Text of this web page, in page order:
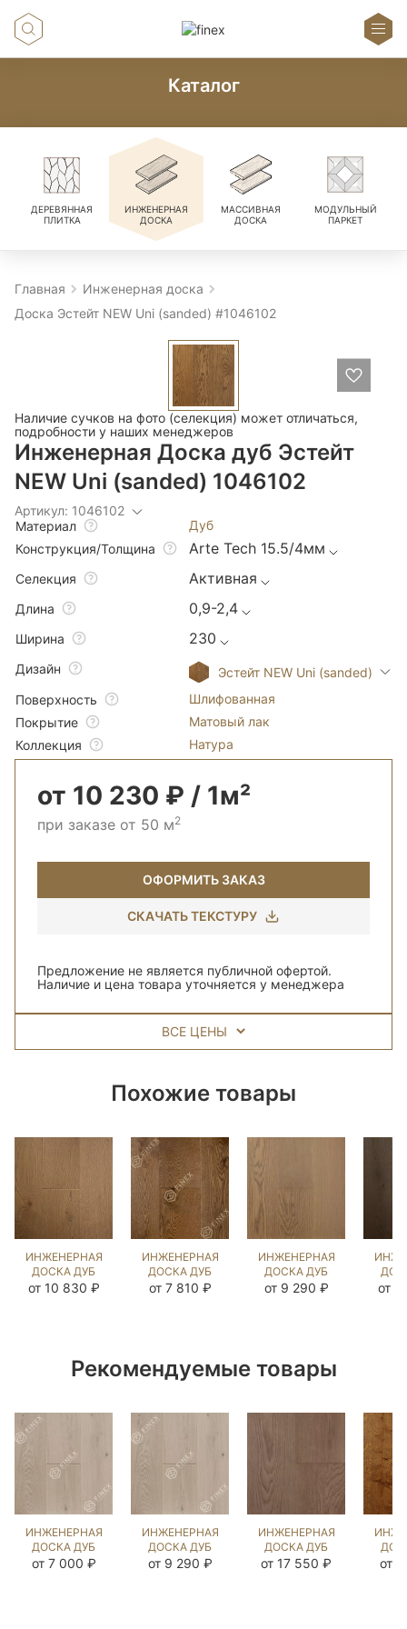
Каталог
ДЕРЕВЯННАЯ
ПЛИТКА
ИНЖЕНЕРНАЯ
ДОСКА
МАССИВНАЯ
ДОСКА
МОДУЛЬНЫЙ
ПАРКЕТ
Главная
Инженерная доска
Доска Эстейт NEW Uni (sanded) #1046102
Наличие сучков на фото (селекция) может отличаться,
подробности у наших менеджеров
Инженерная Доска дуб Эстейт
NEW Uni (sanded) 1046102
Артикул: 1046102
Материал
Дуб
Конструкция/Толщина
Arte Tech 15.5/4мм
Селекция Активная
Длина 0,9-2,4
Ширина 230
Дизайн
Эстейт NEW Uni (sanded)
Поверхность
Шлифованная
Покрытие
Матовый лак
Коллекция
Натура
от 10 230 ₽ / 1м²
при заказе от 50 м2
ОФОРМИТЬ ЗАКАЗ
СКАЧАТЬ ТЕКСТУРУ
Предложение не является публичной офертой.
Наличие и цена товара уточняется у менеджера
ВСЕ ЦЕНЫ
Похожие товары
ИНЖЕНЕРНАЯ
ДОСКА ДУБ
БЕРТ
от 10 830 ₽
ИНЖЕНЕРНАЯ
ДОСКА ДУБ
ЭСТЕЙТ NEW
от 7 810 ₽
ИНЖЕНЕРНАЯ
ДОСКА ДУБ
ФЛЭТ УАЙТ
от 9 290 ₽ от
Рекомендуемые товары
ИНЖЕНЕРНАЯ
ДОСКА ДУБ
ГРЭМ
от 7 000 ₽
ИНЖЕНЕРНАЯ
ДОСКА ДУБ
ГРЭМ
от 9 290 ₽
ИНЖЕНЕРНАЯ
ДОСКА ДУБ
ЗАТМЕНИЕ
от 17 550 ₽ от